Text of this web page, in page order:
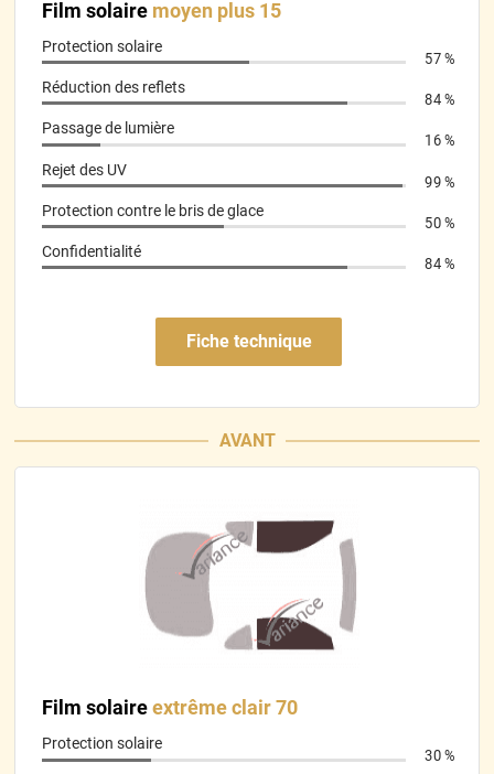
Assombrissent réel. Dimensions du kit parfaites.
Il y a 276 jours
*****
relativement facile à condition d’être méticuleux et de bien
qu’un film classique non thermoformé, ce qui évite pas mal de
galères. Suite à une erreur de ma part sur le choix de teinte, le
service client a été réactif et m’a proposé une solution
adaptée, ce que j’ai vraiment apprécié. Au final, un très bon
compromis entre qualité, facilité de pose et prix, largement
Il y a 423 jours
Kit thermoformé de qualité professionnelle top 👍
Il y a 425 jours
*****Il y a 439 jours
Pose difficile sur la première vitre mais facile sur les autres
lorsqu’on a compris le fonctionnement.
Il y a 459 jours
Se pose bien
Il y a 465 jours
Film solaire moyen plus 15
Protection solaire
57 %
Réduction des reflets
84 %
Passage de lumière
16 %
Rejet des UV
99 %
Protection contre le bris de glace
50 %
Confidentialité
84 %
Fiche technique
AVANT
Film solaireextrême clair 70
Protection solaire
30 %